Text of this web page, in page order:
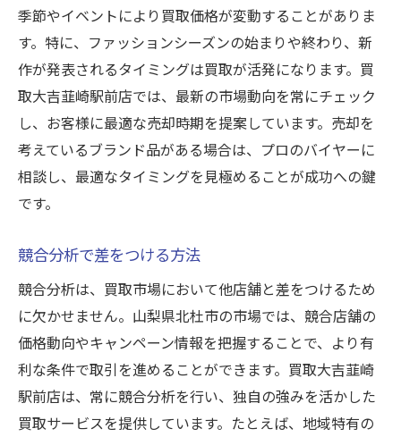
季節やイベントにより買取価格が変動することがありま
す。特に、ファッションシーズンの始まりや終わり、新
作が発表されるタイミングは買取が活発になります。買
取大吉韮崎駅前店では、最新の市場動向を常にチェック
し、お客様に最適な売却時期を提案しています。売却を
考えているブランド品がある場合は、プロのバイヤーに
相談し、最適なタイミングを見極めることが成功への鍵
です。
競合分析で差をつける方法
競合分析は、買取市場において他店舗と差をつけるため
に欠かせません。山梨県北杜市の市場では、競合店舗の
価格動向やキャンペーン情報を把握することで、より有
利な条件で取引を進めることができます。買取大吉韮崎
駅前店は、常に競合分析を行い、独自の強みを活かした
買取サービスを提供しています。たとえば、地域特有の